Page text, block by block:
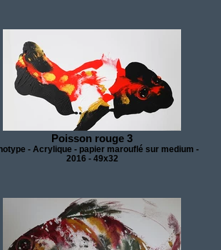
Poisson rouge 3
- Acrylique - papier marouflé sur medium -
2016 - 49x32